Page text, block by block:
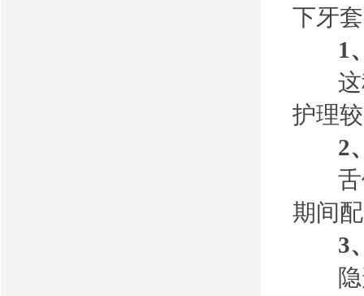
下牙
1、
这种
护理
2、
舌侧
期间
3、
隐形